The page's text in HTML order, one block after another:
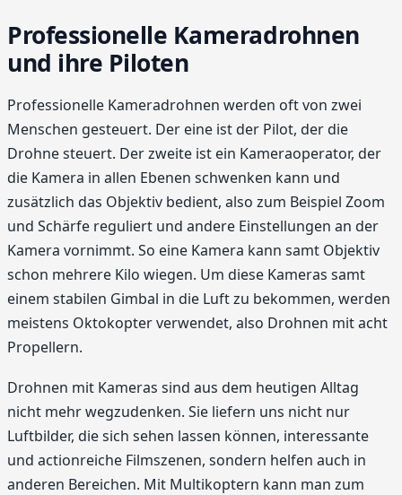
Professionelle Kameradrohnen
und ihre Piloten
Professionelle Kameradrohnen werden oft von zwei
Menschen gesteuert. Der eine ist der Pilot, der die
Drohne steuert. Der zweite ist ein Kameraoperator, der
die Kamera in allen Ebenen schwenken kann und
zusätzlich das Objektiv bedient, also zum Beispiel Zoom
und Schärfe reguliert und andere Einstellungen an der
Kamera vornimmt. So eine Kamera kann samt Objektiv
schon mehrere Kilo wiegen. Um diese Kameras samt
einem stabilen Gimbal in die Luft zu bekommen, werden
meistens Oktokopter verwendet, also Drohnen mit acht
Propellern.
Drohnen mit Kameras sind aus dem heutigen Alltag
nicht mehr wegzudenken. Sie liefern uns nicht nur
Luftbilder, die sich sehen lassen können, interessante
und actionreiche Filmszenen, sondern helfen auch in
anderen Bereichen. Mit Multikoptern kann man zum